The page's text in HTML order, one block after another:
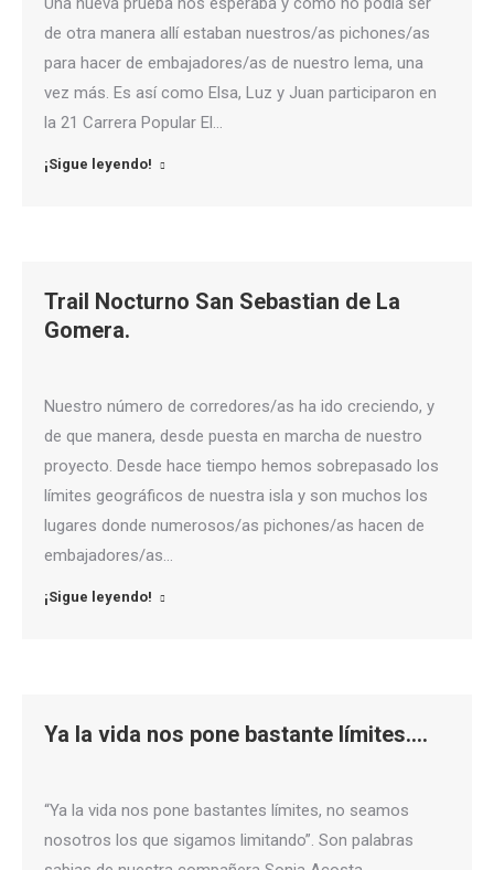
de otra manera allí estaban nuestros/as pichones/as
para hacer de embajadores/as de nuestro lema, una
vez más. Es así como Elsa, Luz y Juan participaron en
la 21 Carrera Popular El…
¡Sigue leyendo!
Trail Nocturno San Sebastian de La
Gomera.
Nuestro número de corredores/as ha ido creciendo, y
de que manera, desde puesta en marcha de nuestro
proyecto. Desde hace tiempo hemos sobrepasado los
límites geográficos de nuestra isla y son muchos los
lugares donde numerosos/as pichones/as hacen de
embajadores/as…
¡Sigue leyendo!
Ya la vida nos pone bastante límites….
“Ya la vida nos pone bastantes límites, no seamos
nosotros los que sigamos limitando”. Son palabras